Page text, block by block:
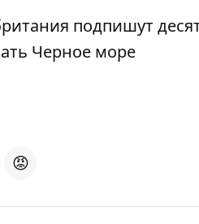
подпишут
Черное море
😡